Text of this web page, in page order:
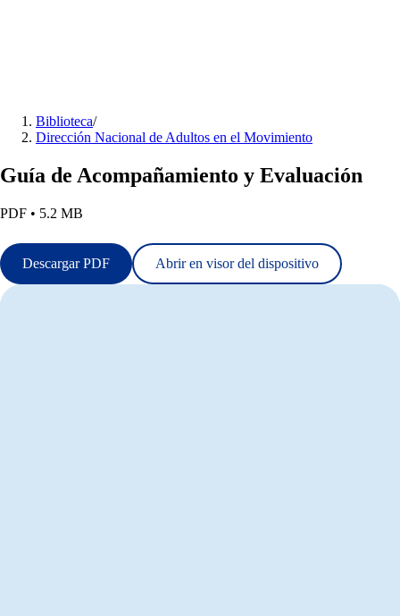
Biblioteca/
Dirección Nacional de Adultos en el Movimiento
Guía de Acompañamiento y Evaluación
PDF • 5.2 MB
Descargar PDF Abrir en visor del dispositivo